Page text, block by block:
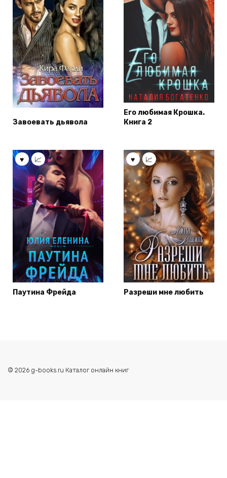
Завоевать дьявола
Его любимая Крошка.
Книга 2
Паутина Фрейда Разреши мне любить
© 2026 g-books.ru Каталог онлайн книг